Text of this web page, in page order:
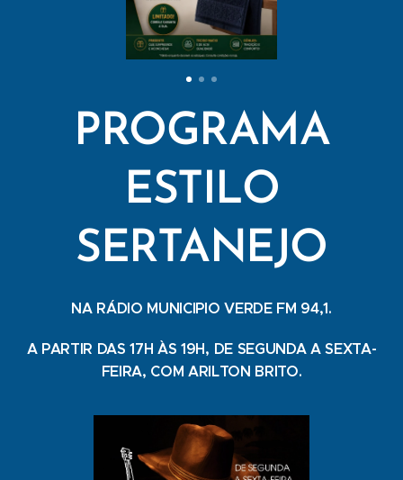
PROGRAMA
ESTILO
SERTANEJO
NA RÁDIO MUNICIPIO VERDE FM 94,1.
A PARTIR DAS 17H ÀS 19H, DE SEGUNDA A SEXTA-
FEIRA, COM ARILTON BRITO.